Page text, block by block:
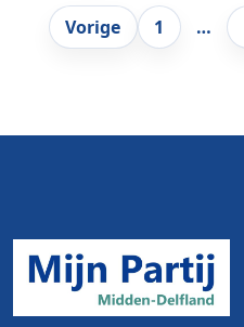
Paginering
Vorige 1 …